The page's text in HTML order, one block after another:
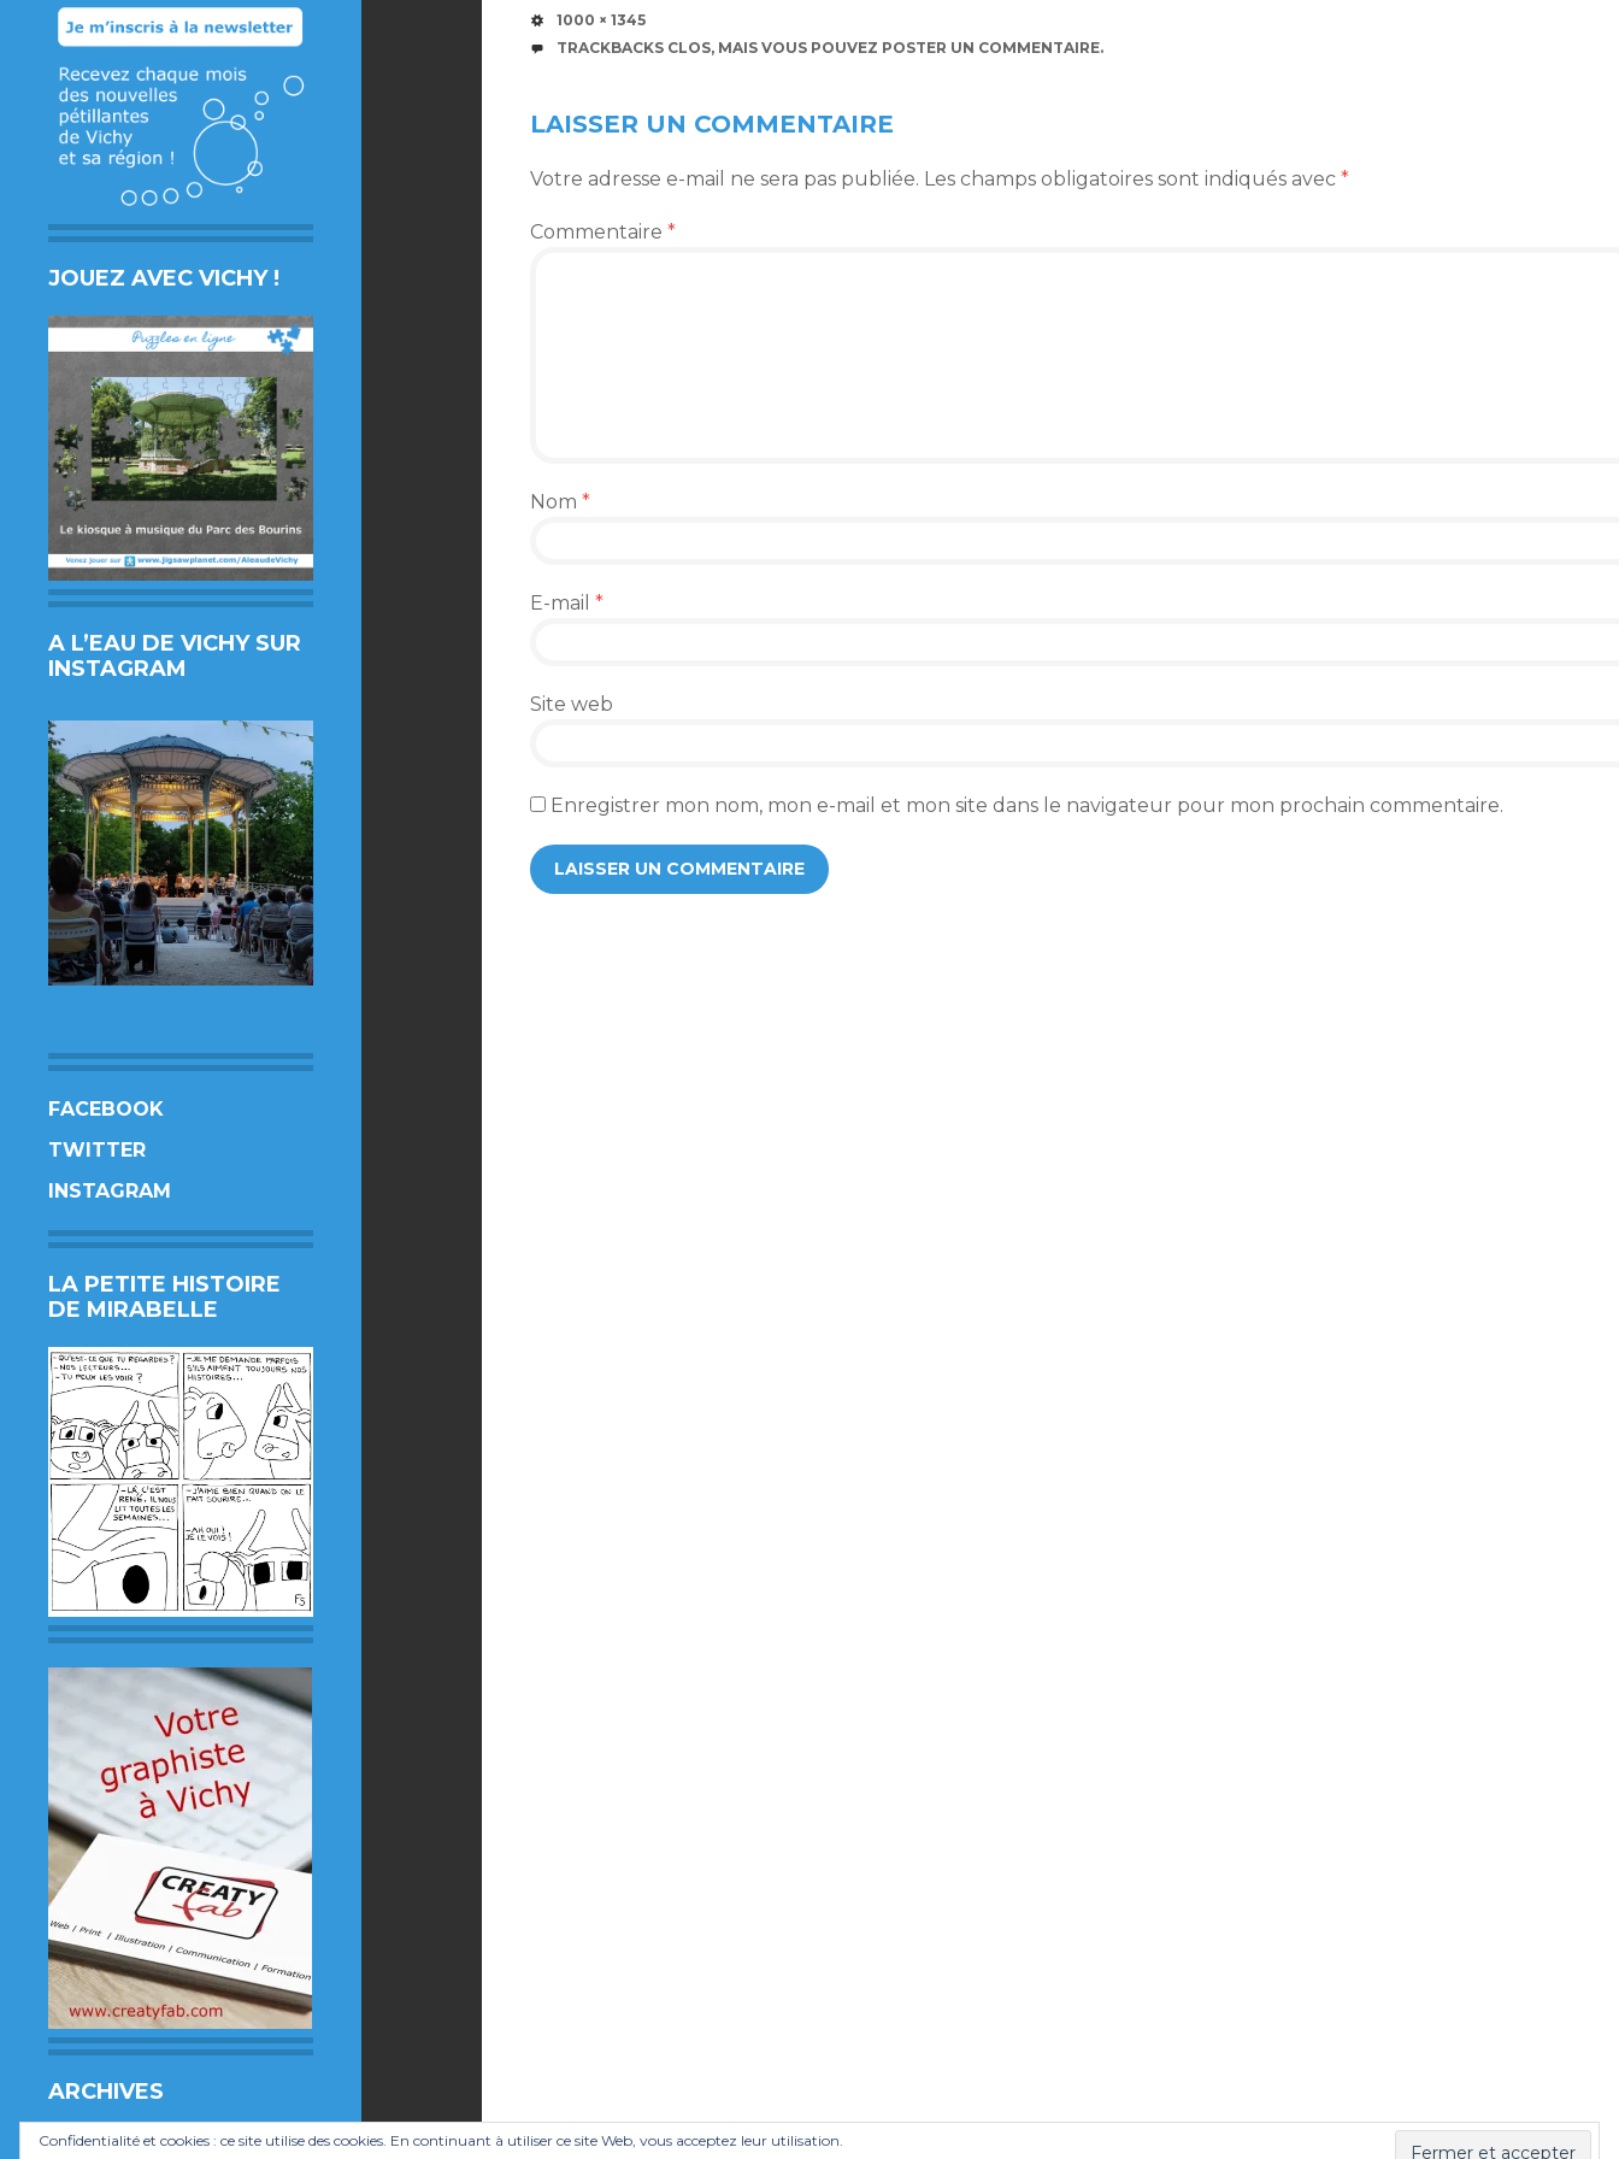
JOUEZ AVEC VICHY !
A L’EAU DE VICHY SUR
INSTAGRAM
FACEBOOK
TWITTER
INSTAGRAM
LA PETITE HISTOIRE
DE MIRABELLE
ARCHIVES
Archives
TAILLE
1000 × 1345
TRACKBACKS CLOS, MAIS VOUS POUVEZ POSTER UN COMMENTAIRE.
LAISSER UN COMMENTAIRE
Votre adresse e-mail ne sera pas publiée. Les champs obligatoires sont indiqués avec *
Commentaire *
Nom *
E-mail *
Site web
Enregistrer mon nom, mon e-mail et mon site dans le navigateur pour mon prochain commentaire.
Confidentialité et cookies : ce site utilise des cookies. En continuant à utiliser ce site Web, vous acceptez leur utilisation.